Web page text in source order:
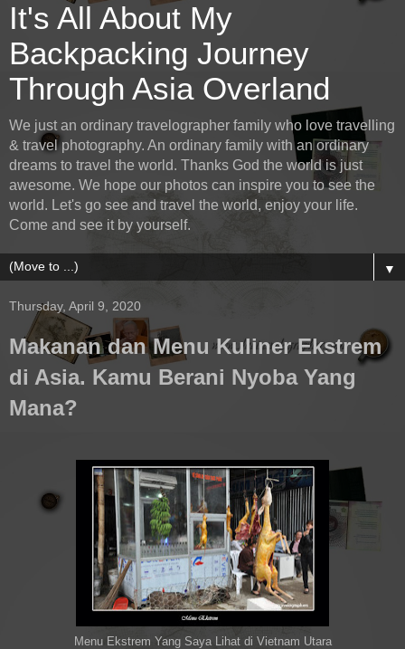
It's All About My
Backpacking Journey
Through Asia Overland
We just an ordinary travelographer family who love travelling
& travel photography. An ordinary family with an ordinary
dreams to travel the world. Thanks God the world is just
awesome. We hope our photos can inspire you to see the
world. Let's go see and travel the world, enjoy your life.
Come and see it by yourself.
▼
Thursday, April 9, 2020
Makanan dan Menu Kuliner Ekstrem
di Asia. Kamu Berani Nyoba Yang
Mana?
Menu Ekstrem Yang Saya Lihat di Vietnam Utara